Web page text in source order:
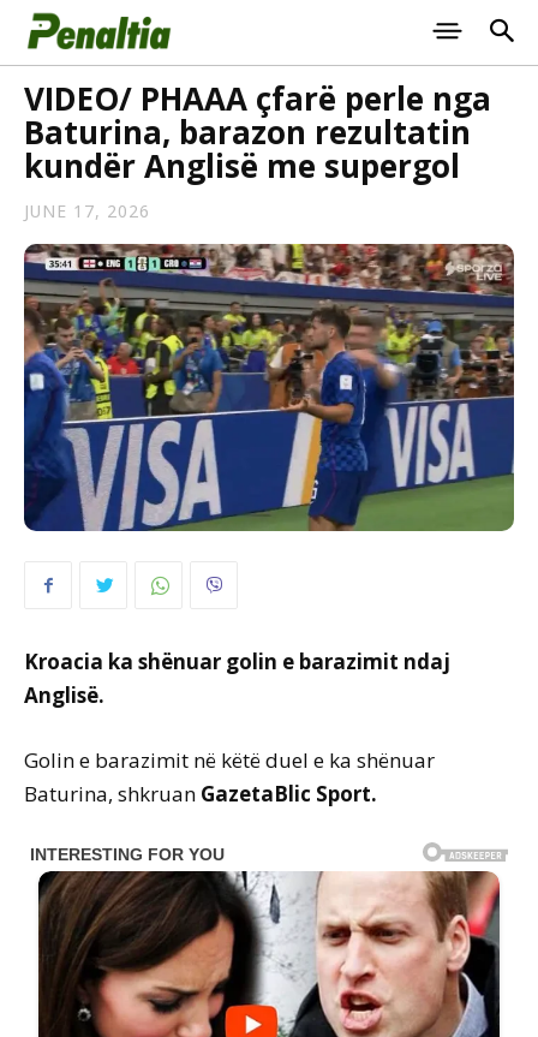
VIDEO/ PHAAA çfarë perle nga
Baturina, barazon rezultatin
kundër Anglisë me supergol
JUNE 17, 2026
Kroacia ka shënuar golin e barazimit ndaj
Anglisë.
Golin e barazimit në këtë duel e ka shënuar
Baturina, shkruan GazetaBlic Sport.